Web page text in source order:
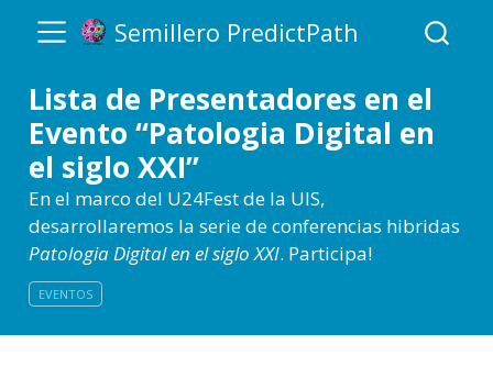
Semillero PredictPath
Lista de Presentadores en el
Evento “Patologia Digital en
el siglo XXI”
En el marco del U24Fest de la UIS,
desarrollaremos la serie de conferencias hibridas
Patologia Digital en el siglo XXI. Participa!
EVENTOS